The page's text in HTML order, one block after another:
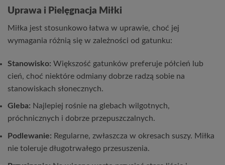
Uprawa i Pielęgnacja Miłki
Miłka jest stosunkowo łatwa w uprawie, choć jej
wymagania różnią się w zależności od gatunku:
Stanowisko: Większość gatunków preferuje półcień lub
cień, choć niektóre odmiany dobrze radzą sobie na
stanowiskach słonecznych.
Gleba: Najlepiej rośnie na glebach wilgotnych,
próchnicznych i dobrze przepuszczalnych.
Podlewanie: Regularne, zwłaszcza w okresach suszy. Miłka
nie toleruje długotrwałego przesuszenia.